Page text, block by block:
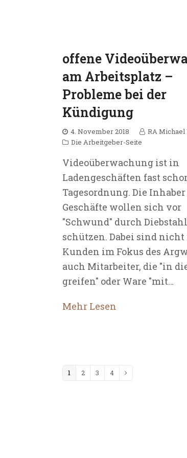
offene
am Arbeitsplatz –
Probleme bei der
Kündigung
4. November 2018
RA Michael
Die Arbeitgeber-Seite
Videoüberwachung ist in
Ladengeschäften fast
Tagesordnung. Die
Geschäfte wollen sich vor
"Schwund" durch Diebstahl
schützen. Dabei sind
Kunden im Fokus des
auch Mitarbeiter, die "in
greifen" oder Ware "mit…
Mehr Lesen
Seite
1 Seite
2 Seite
3 Seite
4 Vorwärts